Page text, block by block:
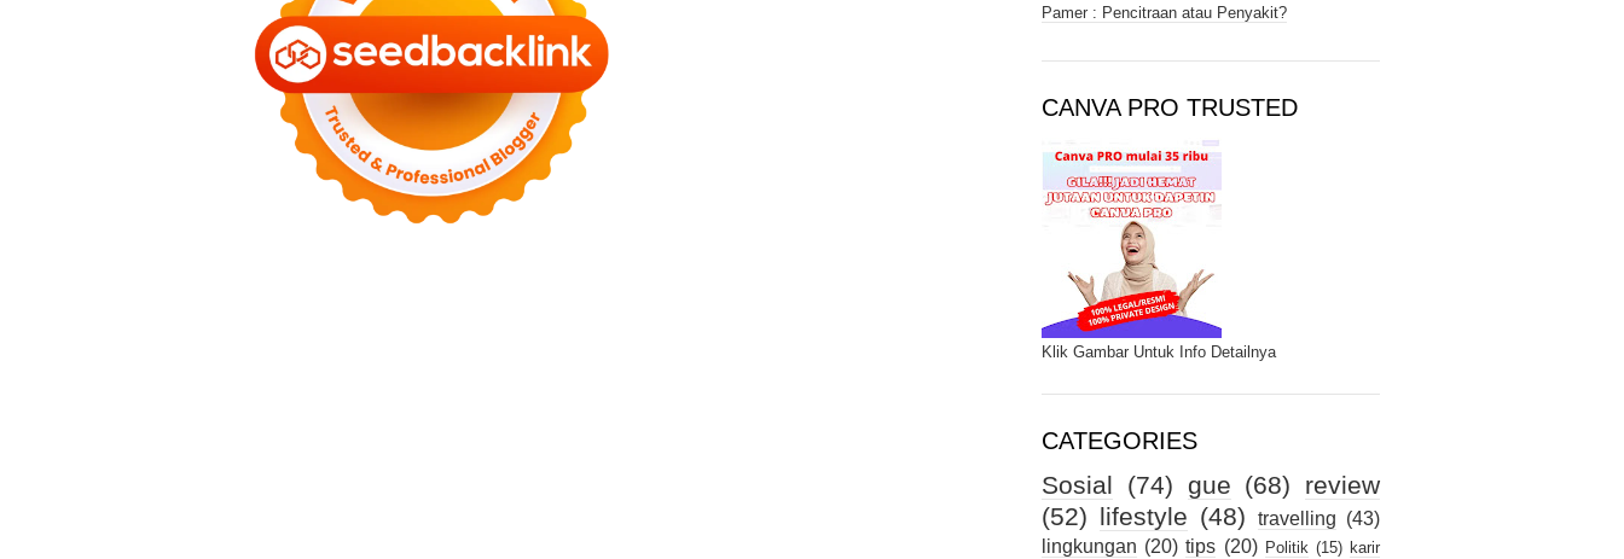
Pamer : Pencitraan atau Penyakit?
CANVA PRO TRUSTED
Klik Gambar Untuk Info Detailnya
CATEGORIES
Sosial (74) gue (68)
review
(52) lifestyle (48) travelling (43)
lingkungan (20) tips (20) Politik (15) karir